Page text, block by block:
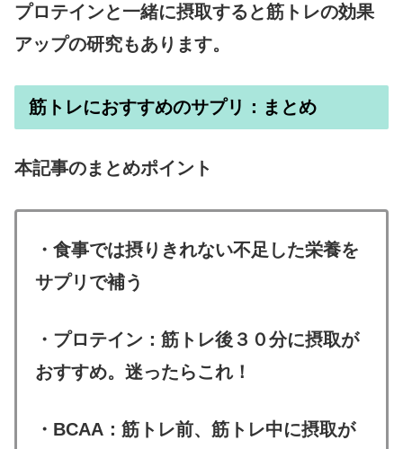
プロテインと一緒に摂取すると筋トレの効果
アップの研究もあります。
筋トレにおすすめのサプリ：まとめ
本記事のまとめポイント
・食事では摂りきれない不足した栄養を
サプリで補う
・プロテイン：筋トレ後３０分に摂取が
おすすめ。迷ったらこれ！
・BCAA：筋トレ前、筋トレ中に摂取が